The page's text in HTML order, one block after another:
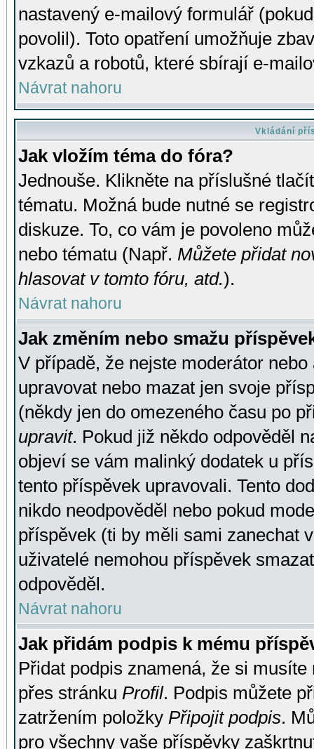
nastavený e-mailový formulář
povolil). Toto opatření umožňuje
vzkazů a robotů, které sbírají e-
Návrat nahoru
Vkládání
Jak vložím téma do fóra?
Jednouše. Klikněte na příslušné
tématu. Možná bude nutné se
diskuze. To, co vám je povoleno
nebo tématu (Např. Můžete přidat
hlasovat v tomto fóru, atd.).
Návrat nahoru
Jak změním nebo smažu
V případě, že nejste moderátor
upravovat nebo mazat jen svoje
(někdy jen do omezeného času po
upravit. Pokud již někdo odpověděl
objeví se vám malinký dodatek u
tento příspěvek upravovali. Tento
nikdo neodpověděl nebo pokud
příspěvek (ti by měli sami zanechat
uživatelé nemohou příspěvek
odpověděl.
Návrat nahoru
Jak přidám podpis k mému
Přidat podpis znamená, že si
přes stránku Profil. Podpis můžete
zatržením položky Připojit podpis.
pro všechny vaše příspěvky